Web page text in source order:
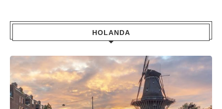
HOLANDA